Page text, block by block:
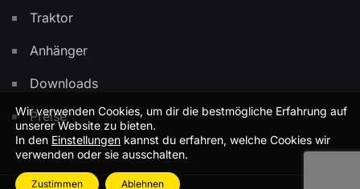
Traktor
Anhänger
Downloads
Preise
Wir verwenden Cookies, um dir die bestmögliche Erfahrung auf
unserer Website zu bieten.
In den Einstellungen kannst du erfahren, welche Cookies wir
verwenden oder sie ausschalten.
Zustimmen Ablehnen